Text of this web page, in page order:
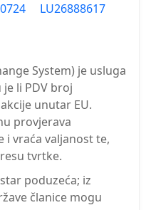
LU26888617
System) je usluga
li PDV broj
unutar EU.
provjerava
i vraća valjanost te,
tvrtke.
poduzeća; iz
članice mogu